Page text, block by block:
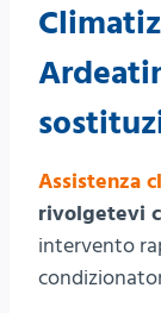
Assistenza
rivolgetevi
intervento